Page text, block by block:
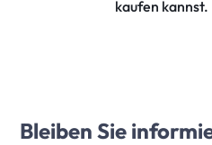
kaufen kannst.
Bleiben Sie